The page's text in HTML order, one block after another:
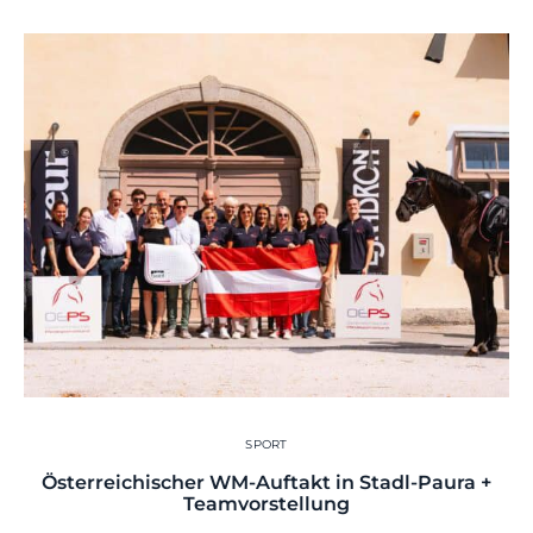
SPORT
Österreichischer WM-Auftakt in Stadl-Paura +
Teamvorstellung